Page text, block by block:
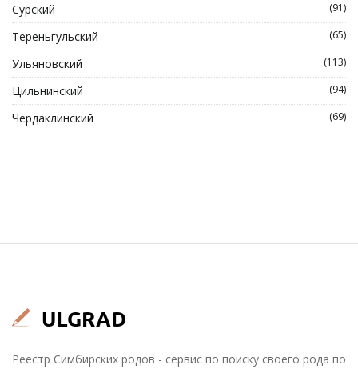
Сурский (91)
Тереньгульский (65)
Ульяновский (113)
Цильнинский (94)
Чердаклинский (69)
Реестр Симбирских родов - сервис по поиску своего рода по